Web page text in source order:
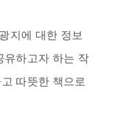
지에 대한 정보
유하고자 하는 작
따뜻한 책으로